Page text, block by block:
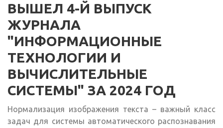
ВЫШЕЛ 4-Й ВЫПУСК
ЖУРНАЛА
"ИНФОРМАЦИОННЫЕ
ТЕХНОЛОГИИ И
ВЫЧИСЛИТЕЛЬНЫЕ
СИСТЕМЫ" ЗА 2024 ГОД
Нормализация изображения текста – важный класс
задач для системы автоматического распознавания